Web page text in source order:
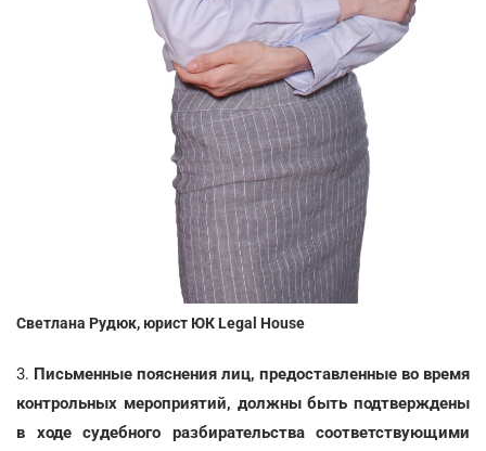
Светлана Рудюк, юрист ЮК Legal House
3. Письменные пояснения лиц, предоставленные во время
контрольных мероприятий, должны быть подтверждены
в ходе судебного разбирательства соответствующими